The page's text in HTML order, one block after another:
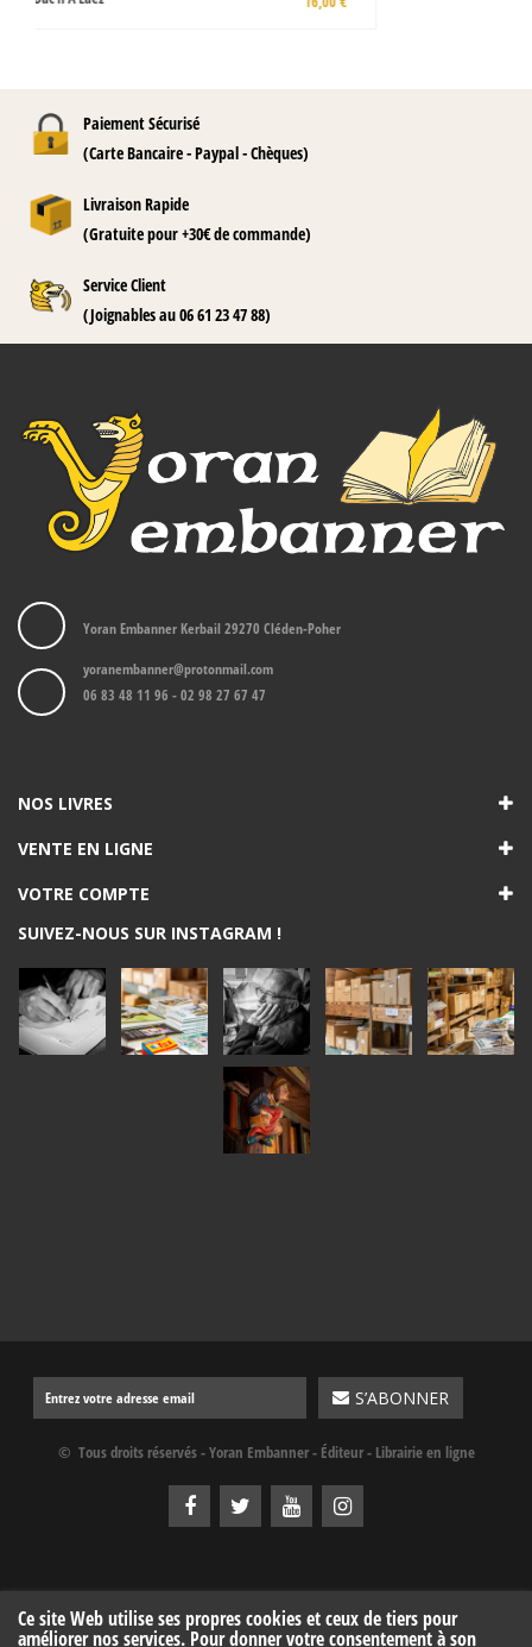
Paiement Sécurisé
(Carte Bancaire - Paypal - Chèques)
Livraison Rapide
(Gratuite pour +30€ de commande)
Service Client
(Joignables au 06 61 23 47 88)
Yoran Embanner Kerbail 29270 Cléden-Poher
yoranembanner@protonmail.com
06 83 48 11 96 - 02 98 27 67 47
NOS LIVRES
VENTE EN LIGNE
VOTRE COMPTE
Ce site Web utilise ses propres cookies et ceux de tiers pour
améliorer nos services. Pour donner votre consentement à son
SUIVEZ-NOUS SUR INSTAGRAM !
© Tous droits réservés - Yoran Embanner - Éditeur - Librairie en ligne